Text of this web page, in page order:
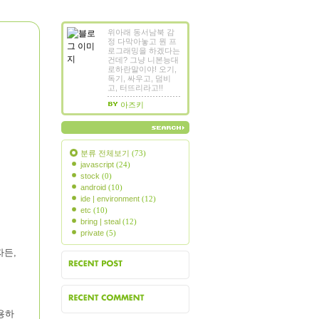
,
하
위아래 동서남북 감
정 다막아놓고 뭔 프
로그래밍을 하겠다는
건데? 그냥 니본능대
로하란말이야! 오기,
독기, 싸우고, 덤비
고, 터뜨리라고!!
아즈키
분류 전체보기 (73)
javascript (24)
stock (0)
android (10)
ide | environment (12)
etc (10)
bring | steal (12)
private (5)